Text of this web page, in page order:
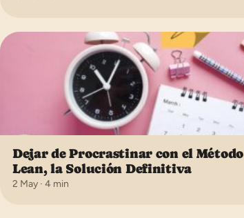
Dejar de Procrastinar con el Método
Lean, la Solución Definitiva
2 May · 4 min